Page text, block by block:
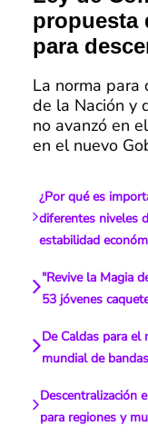
propuesta
para
La norma
de la Nación y
no avanzó en
en el nuevo
¿Por qué es
diferentes niveles
estabilidad
"Revive la Magia
53 jóvenes
De Caldas para el
mundial de
Descentralización
para regiones y